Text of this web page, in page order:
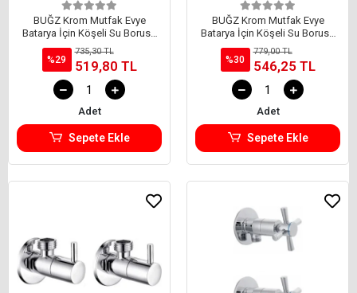
BUĞZ Krom Mutfak Evye
Batarya İçin Köşeli Su Borusu
Paslanmaz ve Eca Uyumlu
20x20
%29
735,30 TL
519,80 TL
Adet
Sepete Ekle
BUĞZ Krom Mutfak Evye
Batarya İçin Köşeli Su Borusu
Paslanmaz ve Eca Uyumlu
25x25
%30
779,00 TL
546,25 TL
Adet
Sepete Ekle